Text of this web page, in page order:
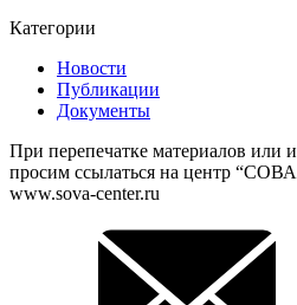
Категории
Новости
Публикации
Документы
При перепечатке материалов или
просим ссылаться на центр
www.sova-center.ru